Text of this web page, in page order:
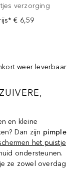
verzorging
€ 6,59
weer leverbaar
en kleine
Dan zijn pimple
het puistje
ondersteunen.
ze zowel overdag